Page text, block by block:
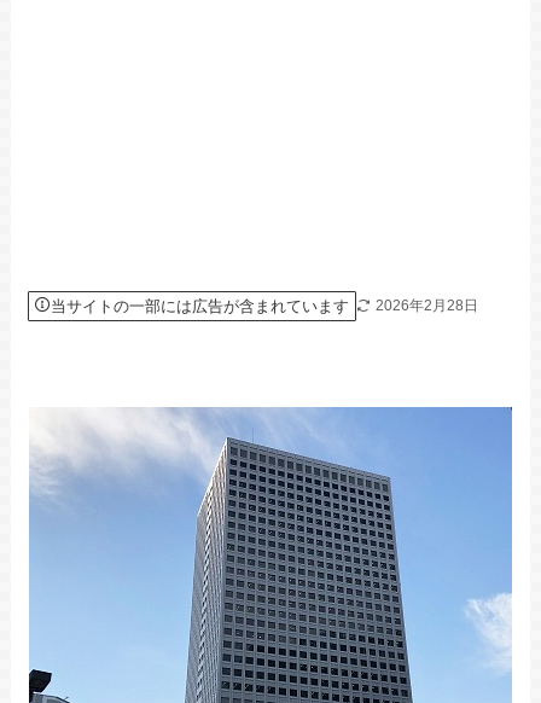
当サイトの一部には広告が含まれています 2026年2月28日